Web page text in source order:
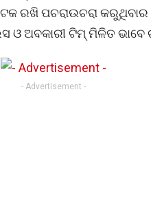
ରଖି ପଚରାଉଚରା କରୁଥିବାର
ଓ ଅବକାରୀ ଟିମ୍ ମିଳିତ
- Advertisement -